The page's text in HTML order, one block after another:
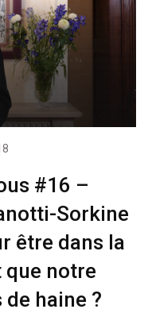
#16 –
Sorkine
être dans la
que notre
haine ?